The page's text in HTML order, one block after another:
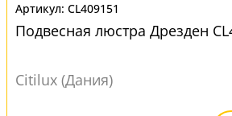
CL409151
Подвесная люстра Дрезден
Citilux (Дания)